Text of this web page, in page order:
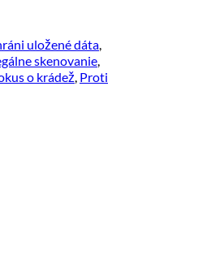
uložené dáta,
skenovanie,
o krádež, Proti